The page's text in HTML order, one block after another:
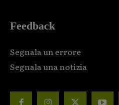
Feedback
Segnala un errore
Segnala una notizia